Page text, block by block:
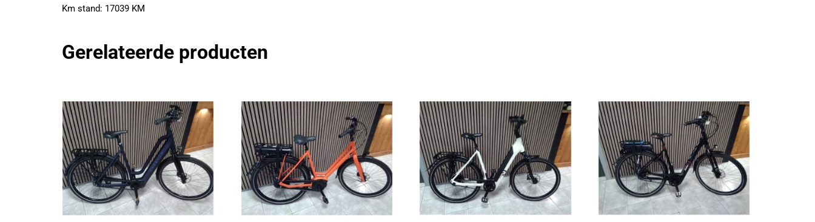
Km stand: 17039 KM
Gerelateerde producten